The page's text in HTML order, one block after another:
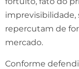
imprevisibilidade,
repercutam de
mercado.
Conforme